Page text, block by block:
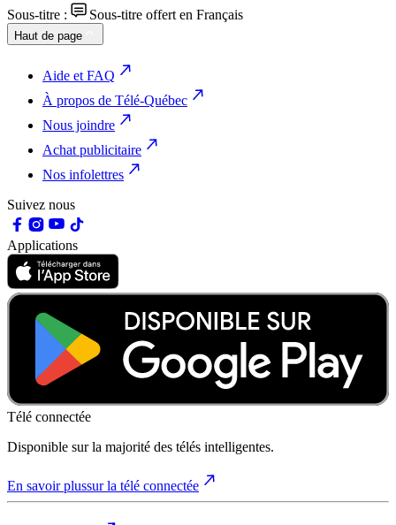
Sous-titre :
Sous-titre offert en Français
Haut de page
Aide et FAQ
À propos de Télé-Québec
Nous joindre
Achat publicitaire
Nos infolettres
Suivez nous
Applications
Télé connectée
Disponible sur la majorité des télés intelligentes.
En savoir plussur la télé connectée